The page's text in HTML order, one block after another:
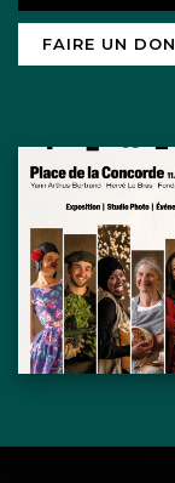
FAIRE UN DON